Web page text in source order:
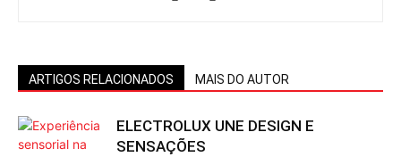
ARTIGOS RELACIONADOS MAIS DO AUTOR
ELECTROLUX UNE DESIGN E
SENSAÇÕES